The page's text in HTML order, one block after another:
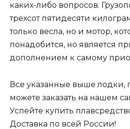
каких-либо вопросов.
трехсот пятидесяти
только весла, но и мотор,
понадобится, но является
дополнением к самому
Все указанные выше лодки,
можете заказать на нашем
Успейте купить
Доставка по всей России!